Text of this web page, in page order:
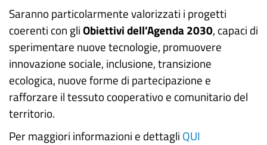
Saranno particolarmente valorizzati i progetti
coerenti con gliObiettivi dell’Agenda 2030, capaci di
sperimentare nuove tecnologie, promuovere
innovazione sociale, inclusione, transizione
ecologica, nuove forme di partecipazione e
rafforzare il tessuto cooperativo e comunitario del
territorio.
Per maggiori informazioni e dettagli QUI